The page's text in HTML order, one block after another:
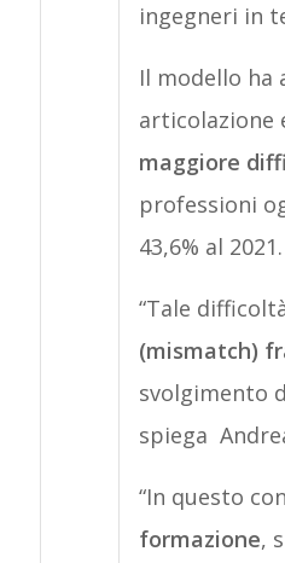
ingegneri in
Il modello ha
articolazione
maggiore
professioni
43,6% al 2021.
“Tale
(mismatch)
svolgimento
spiega
“In questo
formazione,